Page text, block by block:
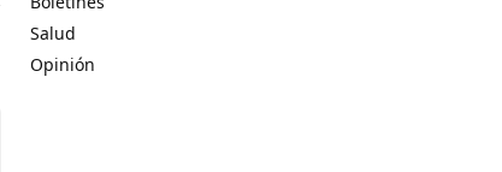
Salud
Opinión